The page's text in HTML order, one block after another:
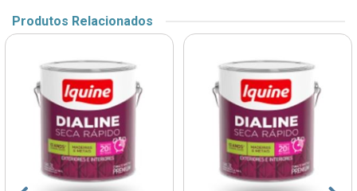
Produtos Relacionados